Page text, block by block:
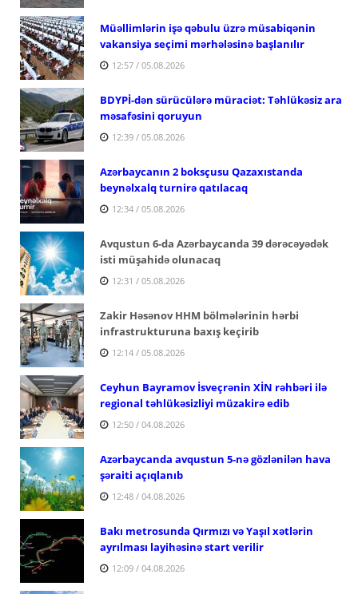
Müəllimlərin işə qəbulu üzrə müsabiqənin
vakansiya seçimi mərhələsinə başlanılır
12:57 / 05.08.2026
BDYPİ-dən sürücülərə müraciət: Təhlükəsiz ara
məsafəsini qoruyun
12:39 / 05.08.2026
Azərbaycanın 2 boksçusu Qazaxıstanda
beynəlxalq turnirə qatılacaq
12:34 / 05.08.2026
Avqustun 6-da Azərbaycanda 39 dərəcəyədək
isti müşahidə olunacaq
12:31 / 05.08.2026
Zakir Həsənov HHM bölmələrinin hərbi
infrastrukturuna baxış keçirib
12:14 / 05.08.2026
Ceyhun Bayramov İsveçrənin XİN rəhbəri ilə
regional təhlükəsizliyi müzakirə edib
12:50 / 04.08.2026
Azərbaycanda avqustun 5-nə gözlənilən hava
şəraiti açıqlanıb
12:48 / 04.08.2026
Bakı metrosunda Qırmızı və Yaşıl xətlərin
ayrılması layihəsinə start verilir
12:09 / 04.08.2026